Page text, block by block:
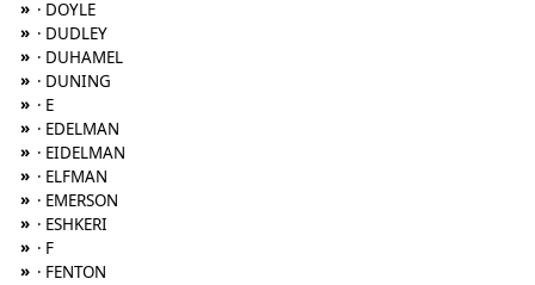
» · DOYLE
» · DUDLEY
» · DUHAMEL
» · DUNING
» · E
» · EDELMAN
» · EIDELMAN
» · ELFMAN
» · EMERSON
» · ESHKERI
» · F
» · FENTON